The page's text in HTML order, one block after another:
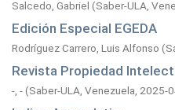
Salcedo, Gabriel (Saber-ULA,
Edición Especial EGEDA
Rodríguez Carrero, Luis Alfonso (
Revista Propiedad
-, -(Saber-ULA, Venezuela, 2025-